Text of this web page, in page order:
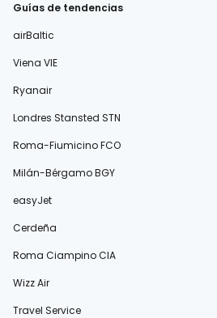
Guías de tendencias
airBaltic
Viena VIE
Ryanair
Londres Stansted STN
Roma-Fiumicino FCO
Milán-Bérgamo BGY
easyJet
Cerdeña
Roma Ciampino CIA
Wizz Air
Travel Service